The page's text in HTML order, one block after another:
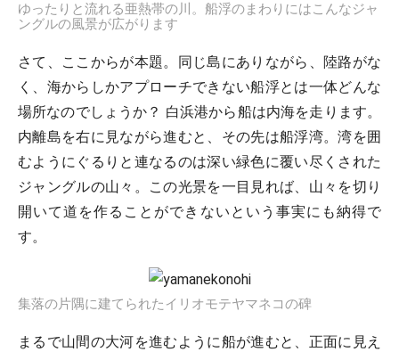
ゆったりと流れる亜熱帯の川。船浮のまわりにはこんなジャ
ングルの風景が広がります
さて、ここからが本題。同じ島にありながら、陸路がな
く、海からしかアプローチできない船浮とは一体どんな
場所なのでしょうか？ 白浜港から船は内海を走ります。
内離島を右に見ながら進むと、その先は船浮湾。湾を囲
むようにぐるりと連なるのは深い緑色に覆い尽くされた
ジャングルの山々。この光景を一目見れば、山々を切り
開いて道を作ることができないという事実にも納得で
す。
集落の片隅に建てられたイリオモテヤマネコの碑
まるで山間の大河を進むように船が進むと、正面に見え